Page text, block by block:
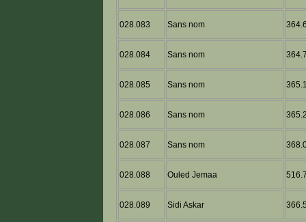
028.083 Sans nom
028.084 Sans nom
028.085 Sans nom
028.086 Sans nom
028.087 Sans nom
028.088 Ouled Jemaa
028.089 Sidi Askar